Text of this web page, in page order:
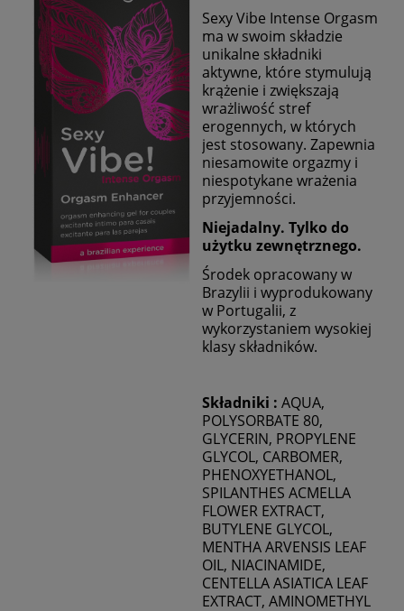
Sexy Vibe Intense Orgasm
ma w swoim składzie
unikalne składniki
aktywne, które stymulują
krążenie i zwiększają
wrażliwość stref
erogennych, w których
jest stosowany. Zapewnia
niesamowite orgazmy i
niespotykane wrażenia
przyjemności.
Niejadalny. Tylko do
użytku zewnętrznego.
Środek opracowany w
Brazylii i wyprodukowany
w Portugalii, z
wykorzystaniem wysokiej
klasy składników.
Składniki : AQUA,
POLYSORBATE 80,
GLYCERIN, PROPYLENE
GLYCOL, CARBOMER,
PHENOXYETHANOL,
SPILANTHES ACMELLA
FLOWER EXTRACT,
BUTYLENE GLYCOL,
MENTHA ARVENSIS LEAF
OIL, NIACINAMIDE,
CENTELLA ASIATICA LEAF
EXTRACT, AMINOMETHYL